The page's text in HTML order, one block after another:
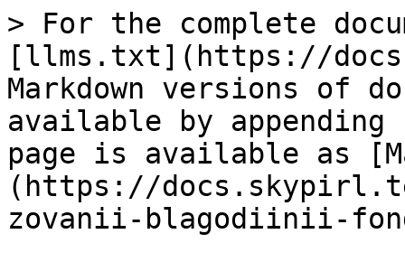
> For the complete
[llms.txt](https://
Markdown versions of
available by
page is available as
(https://
zovanii-blagodiinii-